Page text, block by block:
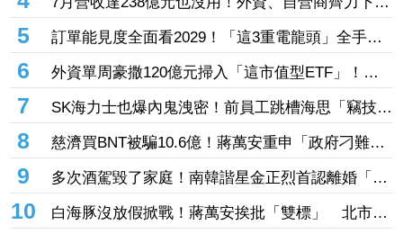
訂單能見度延續至明年！緯穎H1每股狂賺156.38元
創同期新高 砸逾300億元擴充AI伺服器產能
4
7月營收達238億元也沒用！外資、自營商齊力下殺
「這晶圓代工廠」 三大法人狠砍156億元
5
訂單能見度全面看2029！「這3重電龍頭」全手握
逾百億元訂單 市場聚焦董事會承認第二季財報
6
外資單周豪撒120億元掃入「這市值型ETF」！再
鎖定5檔主動式進貨、「這2檔」進貨逾10萬張
7
SK海力士也爆內鬼洩密！前員工跳槽海思「竊技術
機密附在履歷內」 判刑1年半
8
慈濟買BNT被騙10.6億！蔣萬安重申「政府刁難民
間」 沈伯洋開嗆：「說一個謊要用千萬個謊來
圓」
9
多次酒駕毀了家庭！南韓諧星金正烈首認離婚「分